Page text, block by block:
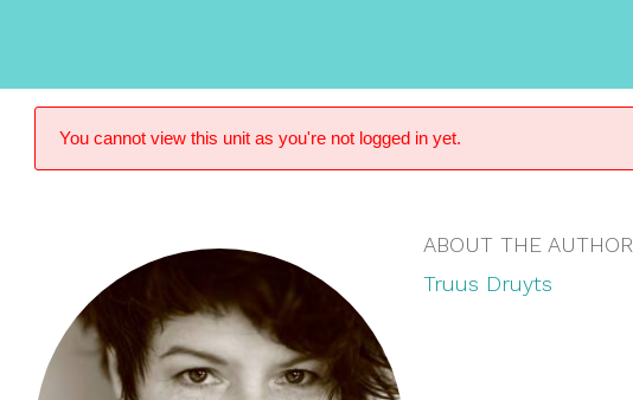
You cannot view this unit as you're not logged in yet.
ABOUT THE AUTHOR
Truus Druyts